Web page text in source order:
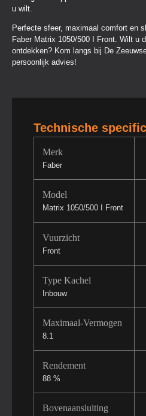
u wilt.
Perfecte sfeer, maximaal comfort en
Faber Matrix 1050/500 I Front. Wilt u
ontdekken? Kom langs bij De
persoonlijk advies!
Technische
Merk
Faber
Model
Matrix 1050/500 I Front
Vuurzicht
Front
Type Kachel
Inbouw
Maximaal-Vermogen
8.1
Rendement
88 %
Bovenaansluiting